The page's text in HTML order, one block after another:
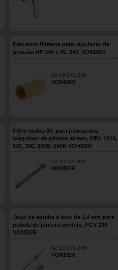
Elemento filtrante para regulador de
pressão RP 340 e RL 340, VONDER
62.49.340.029
VONDER
Filtro malha 60, para pistola das
máquinas de pintura airless, MPA 1010,
120, 300, 350B, 540B VONDER
62.20.111.009
VONDER
Jogo de agulha e bico de 1,4 mm para
pistola de pintura modelo, PGV 200
VONDER
62.20.100.206
VONDER